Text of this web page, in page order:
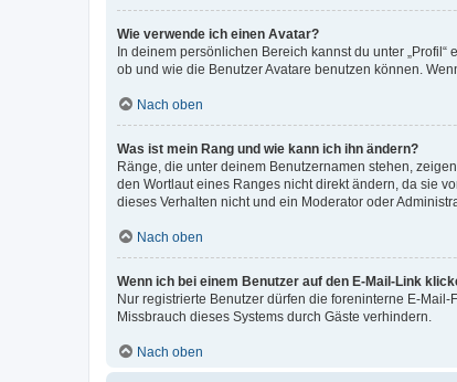
Wie verwende ich einen Avatar?
In deinem persönlichen Bereich kannst du unter
ob und wie die Benutzer Avatare benutzen können.
Nach oben
Was ist mein Rang und wie kann ich ihn ändern?
Ränge, die unter deinem Benutzernamen stehen,
den Wortlaut eines Ranges nicht direkt ändern, da sie
dieses Verhalten nicht und ein Moderator oder
Nach oben
Wenn ich bei einem Benutzer auf den E-Mail-Link
Nur registrierte Benutzer dürfen die foreninterne E-
Missbrauch dieses Systems durch Gäste verhindern.
Nach oben